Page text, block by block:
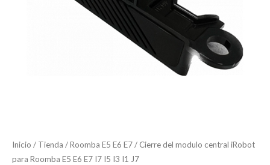
Inicio / Tienda /Roomba E5 E6 E7/ Cierre del modulo central iRobot
para Roomba E5 E6 E7 I7 I5 I3 I1 J7